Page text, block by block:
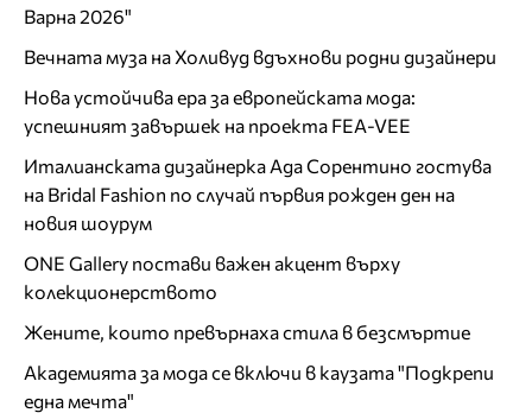
Варна 2026"
Вечната муза на Холивуд вдъхнови родни дизайнери
Нова устойчива ера за европейската мода:
успешният завършек на проекта FEA-VEE
Италианската дизайнерка Ада Сорентино гостува
на Bridal Fashion по случай първия рожден ден на
новия шоурум
ONE Gallery постави важен акцент върху
колекционерството
Жените, които превърнаха стила в безсмъртие
Академията за мода се включи в каузата "Подкрепи
една мечта"